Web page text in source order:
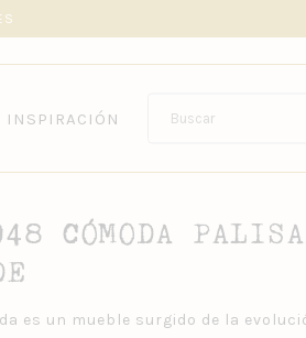
INSPIRACIÓN
CÓMODA
es un mueble surgido de la